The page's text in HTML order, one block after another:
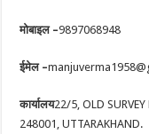
मोबाइल –9897068948
ईमेल –
कार्यालय22/5, OLD
248001, UTTARAKHAND.